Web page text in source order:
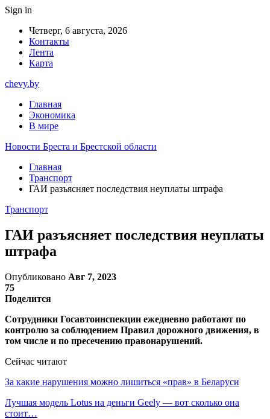
Sign in
Четверг, 6 августа, 2026
Контакты
Лента
Карта
chevy.by
Главная
Экономика
В мире
Новости Бреста и Брестской области
Главная
Транспорт
ГАИ разъясняет последствия неуплаты штрафа
Транспорт
ГАИ разъясняет последствия неуплаты
штрафа
Опубликовано Авг 7, 2023
75
Поделится
Сотрудники Госавтоинспекции ежедневно работают по
контролю за соблюдением Правил дорожного движения, в
том числе и по пресечению правонарушений.
Сейчас читают
За какие нарушения можно лишиться «прав» в Беларуси
Лучшая модель Lotus на деньги Geely — вот сколько она
стоит…